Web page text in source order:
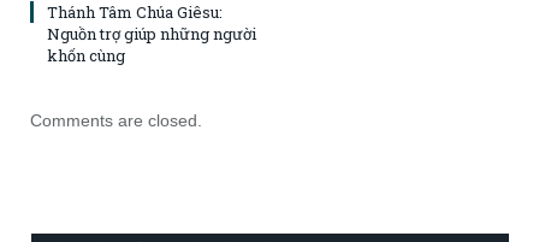
Thánh Tâm Chúa Giêsu:
Nguồn trợ giúp những người
khốn cùng
Comments are closed.